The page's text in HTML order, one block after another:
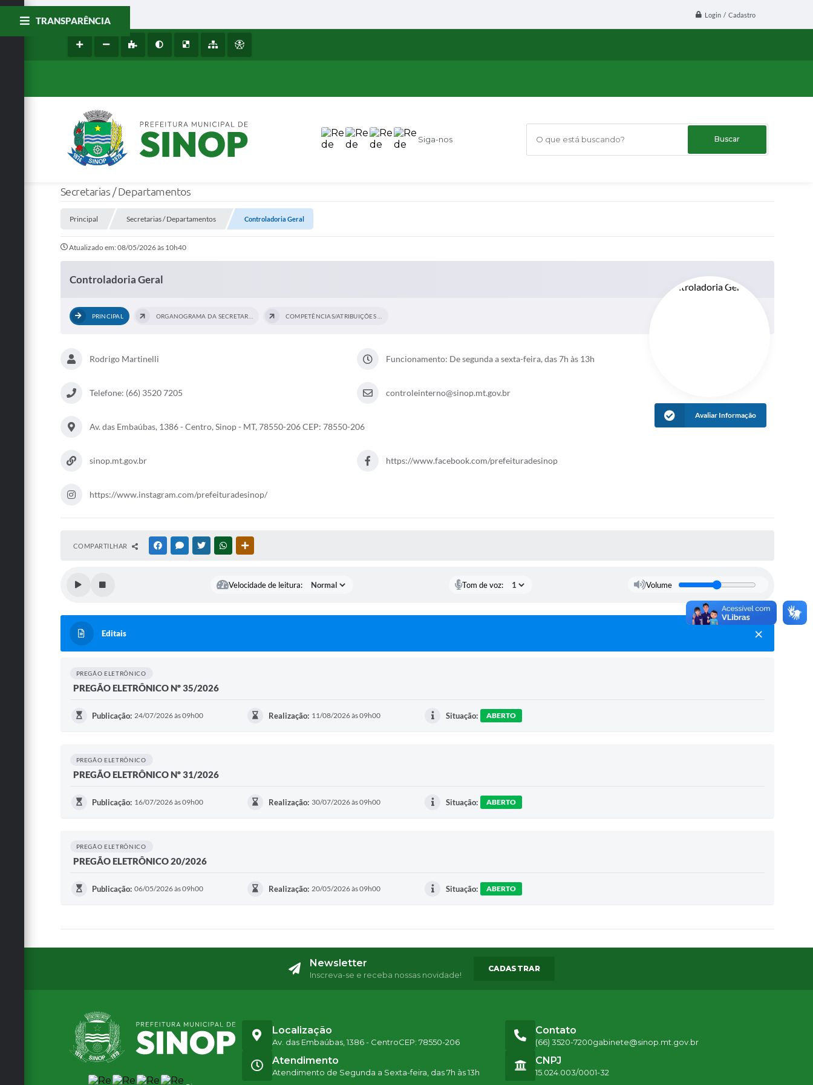
Login / Cadastro
Siga-nos O que está buscando?
TRANSPARÊNCIA
Secretarias / Departamentos
Principal Secretarias / Departamentos Controladoria Geral
Atualizado em: 08/05/2026 às 10h40
Controladoria Geral
PRINCIPAL
Rodrigo Martinelli Funcionamento: De segunda a sexta-feira, das 7h às 13h
Telefone: (66) 3520 7205 controleinterno@sinop.mt.gov.br
Av. das Embaúbas, 1386 - Centro, Sinop - MT, 78550-206 CEP: 78550-206
sinop.mt.gov.br https://www.facebook.com/prefeituradesinop
https://www.instagram.com/prefeituradesinop/
Avaliar Informação
COMPARTILHAR FACEBOOKMESSENGER
TWITTERWHATSAPP
Velocidade de leitura: Tom de voz: Volume
Editais
PREGÃO ELETRÔNICO
PREGÃO ELETRÔNICO Nº 35/2026
Publicação: 24/07/2026 às 09h00 Realização: 11/08/2026 às 09h00 Situação: ABERTO
PREGÃO ELETRÔNICO
PREGÃO ELETRÔNICO Nº 31/2026
Publicação: 16/07/2026 às 09h00 Realização: 30/07/2026 às 09h00 Situação: ABERTO
PREGÃO ELETRÔNICO
PREGÃO ELETRÔNICO 20/2026
Publicação: 06/05/2026 às 09h00 Realização: 20/05/2026 às 09h00 Situação: ABERTO
Newsletter
Inscreva-se e receba nossas novidade!
CADASTRAR
Localização
Av. das Embaúbas, 1386 - CentroCEP: 78550-206
Contato
(66) 3520-7200gabinete@sinop.mt.gov.br
Atendimento
Atendimento de Segunda a Sexta-feira, das 7h às 13h
CNPJ
15.024.003/0001-32